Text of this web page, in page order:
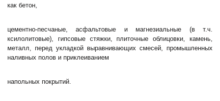
как бетон,
цементно-песчаные, асфальтовые и магнезиальные (в т.ч.
ксилолитовые), гипсовые стяжки, плиточные облицовки, камень,
металл, перед укладкой выравнивающих смесей, промышленных
наливных полов и приклеиванием
напольных покрытий.